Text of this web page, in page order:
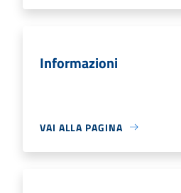
Informazioni
VAI ALLA PAGINA